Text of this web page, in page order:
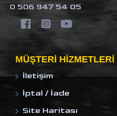
0 506 947 54 05
MÜŞTERI HIZMETLERI
İletişim
İptal / İade
Site Haritası